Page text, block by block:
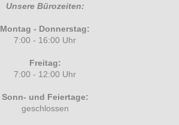
Unsere Bürozeiten:
Montag - Donnerstag:
7:00 - 16:00 Uhr
Freitag:
7:00 - 12:00 Uhr
Sonn- und Feiertage:
geschlossen